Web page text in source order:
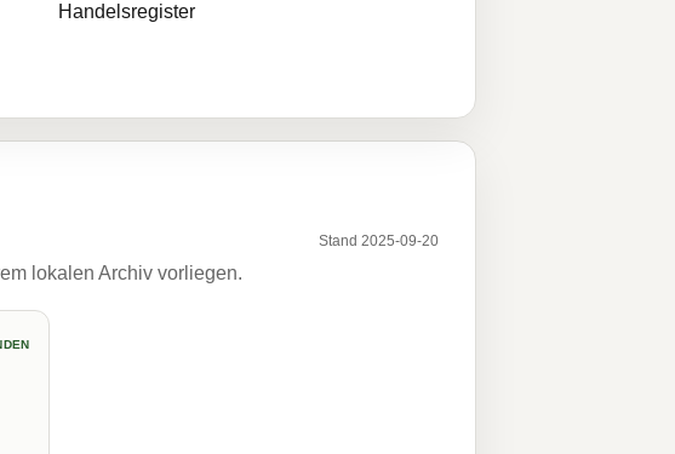
Handelsregister
Stand 2025-09-20
lokalen Archiv vorliegen.